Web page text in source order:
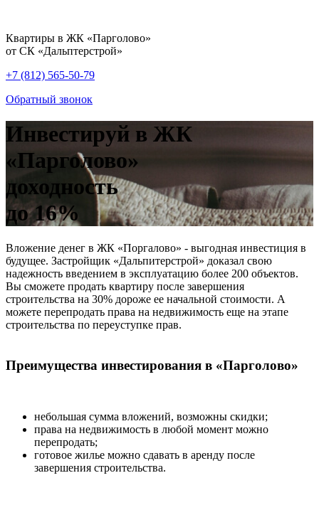
Квартиры в ЖК «Парголово»
от СК «Дальптерстрой»
+7 (812) 565-50-79
Обратный звонок
Инвестируй в ЖК
«Парголово»
доходность
до 16%
Вложение денег в ЖК «Поргалово» - выгодная инвестиция в
будущее. Застройщик «Дальпитерстрой» доказал свою
надежность введением в эксплуатацию более 200 объектов.
Вы сможете продать квартиру после завершения
строительства на 30% дороже ее начальной стоимости. А
можете перепродать права на недвижимость еще на этапе
строительства по переуступке прав.
Преимущества инвестирования в «Парголово»
небольшая сумма вложений, возможны скидки;
права на недвижимость в любой момент можно
перепродать;
готовое жилье можно сдавать в аренду после
завершения строительства.